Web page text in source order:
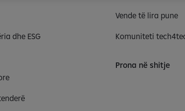
dhe ESG
Vende të lira pune
Komuniteti
Prona në shitje